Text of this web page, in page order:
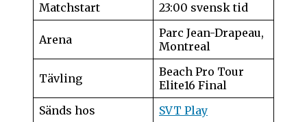
Matchstart
23:00 svensk tid
Arena
Parc Jean-Drapeau,
Montreal
Tävling
Beach Pro Tour
Elite16 Final
Sänds hos
SVT Play